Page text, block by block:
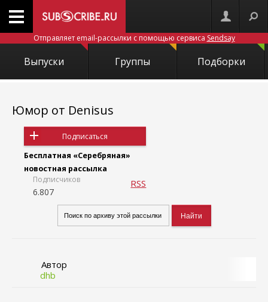
Отправляет email-рассылки с помощью сервиса Sendsay
Выпуски Группы Подборки
Юмор от Denisus
Подписаться
Бесплатная «Серебряная»
новостная рассылка
Подписчиков
6.807
RSS
Автор
dhb